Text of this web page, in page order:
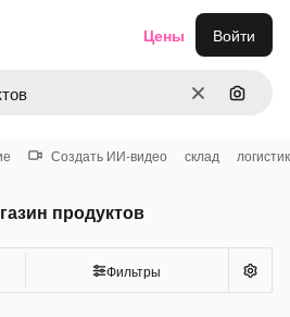
ОчиститьПоиск
Цены Войти
Создать ИИ-видео склад
продуктов
Фильтры